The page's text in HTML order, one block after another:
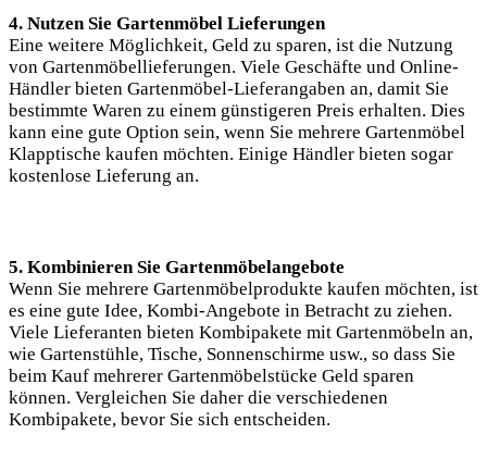
4. Nutzen Sie Gartenmöbel Lieferungen
Eine weitere Möglichkeit, Geld zu sparen, ist die Nutzung
von Gartenmöbellieferungen. Viele Geschäfte und Online-
Händler bieten Gartenmöbel-Lieferangaben an, damit Sie
bestimmte Waren zu einem günstigeren Preis erhalten. Dies
kann eine gute Option sein, wenn Sie mehrere Gartenmöbel
Klapptische kaufen möchten. Einige Händler bieten sogar
kostenlose Lieferung an.
5. Kombinieren Sie Gartenmöbelangebote
Wenn Sie mehrere Gartenmöbelprodukte kaufen möchten, ist
es eine gute Idee, Kombi-Angebote in Betracht zu ziehen.
Viele Lieferanten bieten Kombipakete mit Gartenmöbeln an,
wie Gartenstühle, Tische, Sonnenschirme usw., so dass Sie
beim Kauf mehrerer Gartenmöbelstücke Geld sparen
können. Vergleichen Sie daher die verschiedenen
Kombipakete, bevor Sie sich entscheiden.